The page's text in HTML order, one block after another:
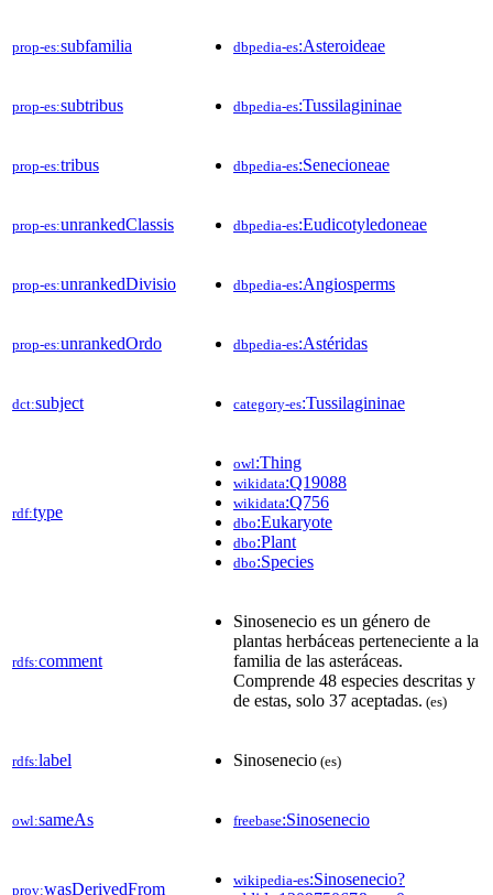
prop-es:subfamilia dbpedia-es:Asteroideae
prop-es:subtribus dbpedia-es:Tussilagininae
prop-es:tribus dbpedia-es:Senecioneae
prop-es:unrankedClassis dbpedia-es:Eudicotyledoneae
prop-es:unrankedDivisio dbpedia-es:Angiosperms
prop-es:unrankedOrdo dbpedia-es:Astéridas
dct:subject category-es:Tussilagininae
rdf:type
owl:Thing
wikidata:Q19088
wikidata:Q756
dbo:Eukaryote
dbo:Plant
dbo:Species
rdfs:comment
Sinosenecio es un género de
plantas herbáceas perteneciente a la
familia de las asteráceas.
Comprende 48 especies descritas y
de estas, solo 37 aceptadas.​​ (es)
rdfs:label Sinosenecio (es)
owl:sameAs freebase:Sinosenecio
prov:wasDerivedFrom wikipedia-es:Sinosenecio?